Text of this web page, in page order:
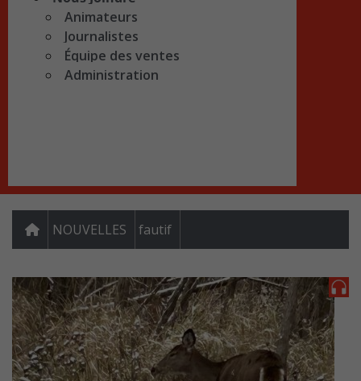
Animateurs
Journalistes
Équipe des ventes
Administration
NOUVELLES fautif